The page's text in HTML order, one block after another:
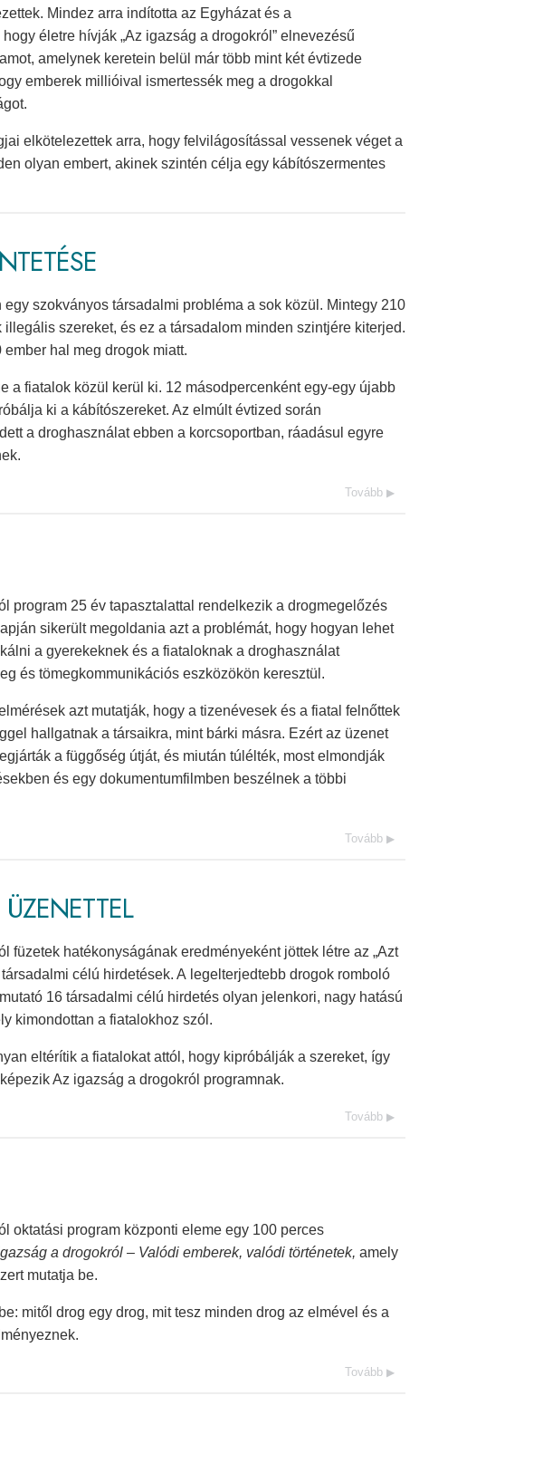
Mindez arra indította az Egyházat és a
életre hívják „Az igazság a drogokról” elnevezésű
amelynek keretein belül már több mint két évtizede
emberek millióival ismertessék meg a drogokkal
elkötelezettek arra, hogy felvilágosítással vessenek véget a
olyan embert, akinek szintén célja egy kábítószermentes
egy szokványos társadalmi probléma a sok közül. Mintegy 210
szereket, és ez a társadalom minden szintjére kiterjed.
hal meg drogok miatt.
a fiatalok közül kerül ki. 12 másodpercenként egy-egy újabb
ki a kábítószereket. Az elmúlt évtized során
a droghasználat ebben a korcsoportban, ráadásul egyre
Tovább
program 25 év tapasztalattal rendelkezik a drogmegelőzés
sikerült megoldania azt a problémát, hogy hogyan lehet
a gyerekeknek és a fiataloknak a droghasználat
és tömegkommunikációs eszközökön keresztül.
azt mutatják, hogy a tizenévesek és a fiatal felnőttek
hallgatnak a társaikra, mint bárki másra. Ezért az üzenet
a függőség útját, és miután túlélték, most elmondják
és egy dokumentumfilmben beszélnek a többi
Tovább
füzetek hatékonyságának eredményeként jöttek létre az „Azt
társadalmi célú hirdetések. A legelterjedtebb drogok romboló
16 társadalmi célú hirdetés olyan jelenkori, nagy hatású
kimondottan a fiatalokhoz szól.
eltérítik a fiatalokat attól, hogy kipróbálják a szereket, így
Az igazság a drogokról programnak.
Tovább
oktatási program központi eleme egy 100 perces
a drogokról – Valódi emberek, valódi történetek, amely
mutatja be.
mitől drog egy drog, mit tesz minden drog az elmével és a
Tovább